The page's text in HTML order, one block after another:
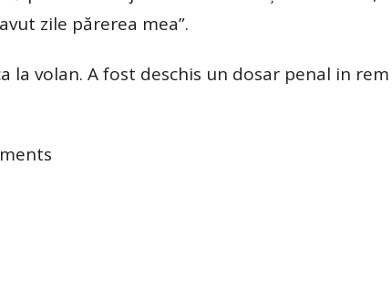
zile părerea mea”.
la volan. A fost deschis un dosar penal in rem